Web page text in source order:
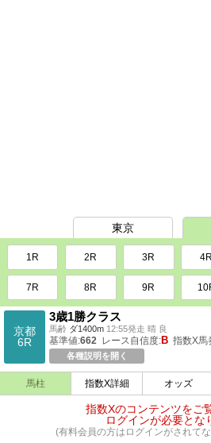
東京
1R 2R 3R 4R
7R 8R 9R
京都
6R
3歳1勝クラス
馬齢 ダ1400m 12:55発走 晴 良
基準値:662 レース自信度:B 指数X馬
各種説明を開く
馬柱 指数X詳細 オッズ
指数Xのコンテンツをご
ログインが必要とな
(有料会員の方はログインがされて